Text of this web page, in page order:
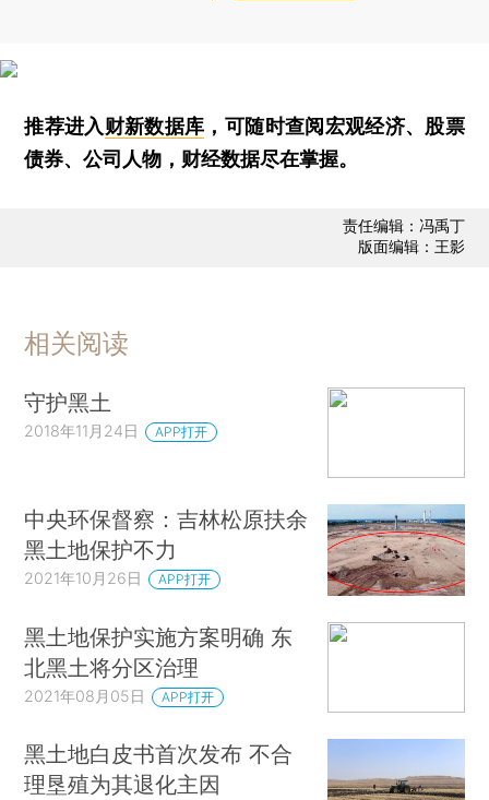
推荐进入财新数据库 ，可随时查阅宏观经济、股票
债券、公司人物，财经数据尽在掌握。
责任编辑：冯禹丁
版面编辑：王影
相关阅读
守护黑土
2018年11月24日 APP打开
中央环保督察：吉林松原扶余
黑土地保护不力
2021年10月26日 APP打开
黑土地保护实施方案明确 东
北黑土将分区治理
2021年08月05日 APP打开
黑土地白皮书首次发布 不合
理垦殖为其退化主因